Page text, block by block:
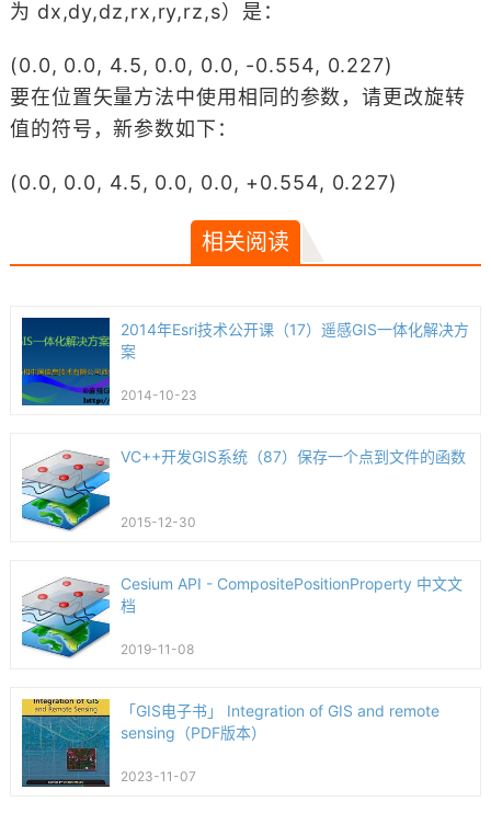
为 dx,dy,dz,rx,ry,rz,s）是：
(0.0, 0.0, 4.5, 0.0, 0.0, -0.554, 0.227)
要在位置矢量方法中使用相同的参数，请更改旋转
值的符号，新参数如下：
(0.0, 0.0, 4.5, 0.0, 0.0, +0.554, 0.227)
相关阅读
2014年Esri技术公开课（17）遥感GIS一体化解决方
案
2014-10-23
VC++开发GIS系统（87）保存一个点到文件的函数
2015-12-30
Cesium API - CompositePositionProperty 中文文
档
2019-11-08
「GIS电子书」 Integration of GIS and remote
sensing（PDF版本）
2023-11-07